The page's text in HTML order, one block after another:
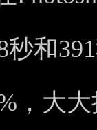
秒和
，大